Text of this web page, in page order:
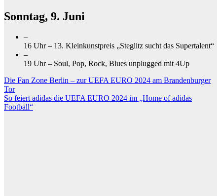
Sonntag, 9. Juni
–
16 Uhr – 13. Kleinkunstpreis „Steglitz sucht das Supertalent“
–
19 Uhr – Soul, Pop, Rock, Blues unplugged mit 4Up
Beitragsnavigation
Die Fan Zone Berlin – zur UEFA EURO 2024 am Brandenburger
Tor
So feiert adidas die UEFA EURO 2024 im „Home of adidas
Football“